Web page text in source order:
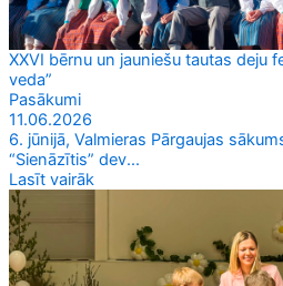
XXVI bērnu un jauniešu tautas deju
veda”
Pasākumi
11.06.2026
6. jūnijā, Valmieras Pārgaujas
“Sienāzītis” dev...
Lasīt vairāk